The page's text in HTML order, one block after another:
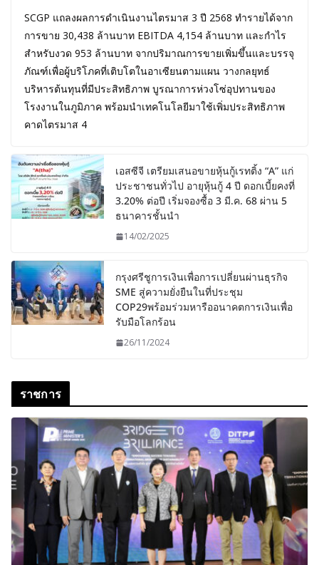
SCGP แถลงผลการดำเนินงานไตรมาส 3 ปี 2568 ทำรายได้จาก
การขาย 30,438 ล้านบาท EBITDA 4,154 ล้านบาท และกำไร
สำหรับงวด 953 ล้านบาท จากปริมาณการขายเพิ่มขึ้นและบรรจุ
ภัณฑ์เพื่อผู้บริโภคที่เติบโตในอาเซียนตามแผน วางกลยุทธ์
บริหารต้นทุนที่มีประสิทธิภาพ บูรณาการห่วงโซ่อุปทานของ
โรงงานในภูมิภาค พร้อมนำเทคโนโลยีมาใช้เพิ่มประสิทธิภาพ
คาดไตรมาส 4
เอสซีจี เตรียมเสนอขายหุ้นกู้เรทติ้ง “A” แก่
ประชาชนทั่วไป อายุหุ้นกู้ 4 ปี ดอกเบี้ยคงที่
3.20% ต่อปี เริ่มจองซื้อ 3 มี.ค. 68 ผ่าน 5
ธนาคารชั้นนำ
14/02/2025
กรุงศรีชูการเงินเพื่อการเปลี่ยนผ่านธุรกิจ
SME สู่ความยั่งยืนในที่ประชุม
COP29พร้อมร่วมหารืออนาคตการเงินเพื่อ
รับมือโลกร้อน
26/11/2024
ราชการ